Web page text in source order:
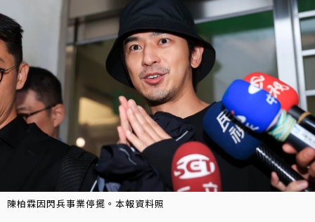
陳柏霖因閃兵事業停擺。本報資料照